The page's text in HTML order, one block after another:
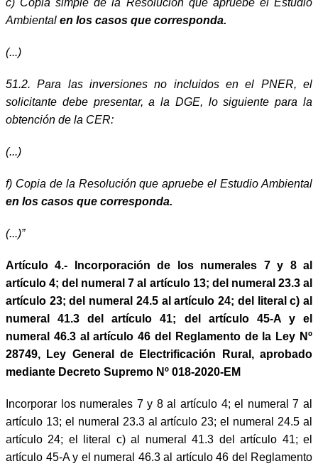
Ambiental en los casos que corresponda.
(...)
51.2. Para las inversiones no incluidos en el PNER, el
solicitante debe presentar, a la DGE, lo siguiente para la
obtención de la CER:
(...)
f) Copia de la Resolución que apruebe el Estudio Ambiental
en los casos que corresponda.
(...)”
Artículo 4.- Incorporación de los numerales 7 y 8 al
artículo 4; del numeral 7 al artículo 13; del numeral 23.3 al
artículo 23; del numeral 24.5 al artículo 24; del literal c) al
numeral 41.3 del artículo 41; del artículo 45-A y el
numeral 46.3 al artículo 46 del Reglamento de la Ley Nº
28749, Ley General de Electrificación Rural, aprobado
mediante Decreto Supremo Nº 018-2020-EM
Incorporar los numerales 7 y 8 al artículo 4; el numeral 7 al
artículo 13; el numeral 23.3 al artículo 23; el numeral 24.5 al
artículo 24; el literal c) al numeral 41.3 del artículo 41; el
artículo 45-A y el numeral 46.3 al artículo 46 del Reglamento